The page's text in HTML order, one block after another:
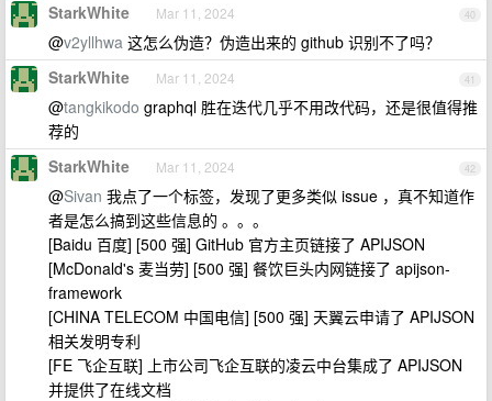
40
StarkWhite Mar 11, 2024
@v2yllhwa 这怎么伪造？伪造出来的 github 识别不了吗？
41
StarkWhite Mar 11, 2024
@tangkikodo graphql 胜在迭代几乎不用改代码，还是很值得推
荐的
42
StarkWhite Mar 11, 2024
@Sivan 我点了一个标签，发现了更多类似 issue ，真不知道作
者是怎么搞到这些信息的 。。。
[Baidu 百度] [500 强] GitHub 官方主页链接了 APIJSON
[McDonald's 麦当劳] [500 强] 餐饮巨头内网链接了 apijson-
framework
[CHINA TELECOM 中国电信] [500 强] 天翼云申请了 APIJSON
相关发明专利
[FE 飞企互联] 上市公司飞企互联的凌云中台集成了 APIJSON
并提供了在线文档